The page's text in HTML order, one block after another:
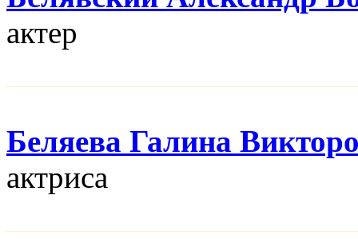
актер
Беляева Галина
актриса